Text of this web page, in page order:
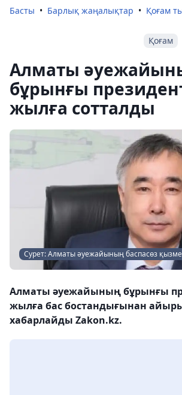
Басты Барлық жаңалықтар Қоғам
Қоғам
Алматы
бұрынғы
жылға сотталды
Сурет: Алматы әуежайының баспасөз
Алматы әуежайының бұрынғы
жылға бас бостандығынан
хабарлайды Zakon.kz.